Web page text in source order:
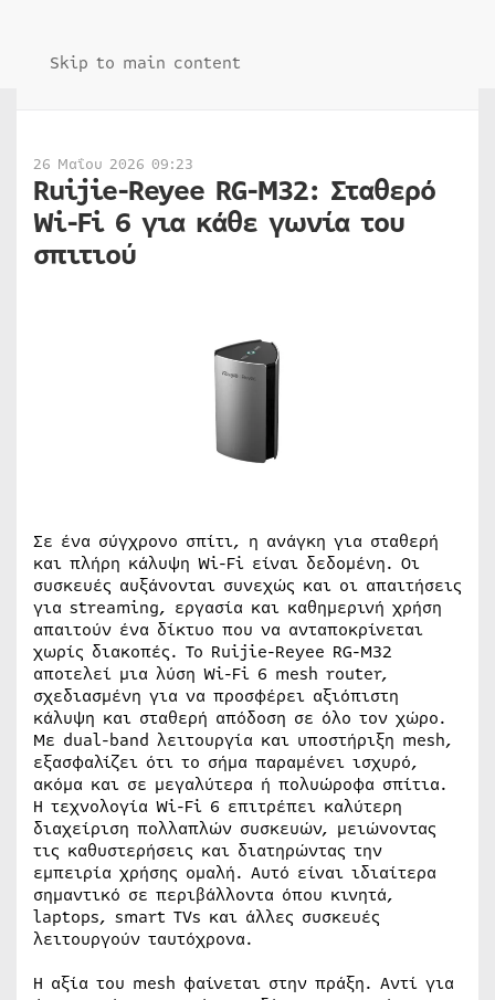
Skip to main content
26 Μαΐου 2026 09:23
Ruijie-Reyee RG-M32: Σταθερό
Wi-Fi 6 για κάθε γωνία του
σπιτιού
Σε ένα σύγχρονο σπίτι, η ανάγκη για σταθερή
και πλήρη κάλυψη Wi-Fi είναι δεδομένη. Οι
συσκευές αυξάνονται συνεχώς και οι απαιτήσεις
για streaming, εργασία και καθημερινή χρήση
απαιτούν ένα δίκτυο που να ανταποκρίνεται
χωρίς διακοπές. Το Ruijie-Reyee RG-M32
αποτελεί μια λύση Wi-Fi 6 mesh router,
σχεδιασμένη για να προσφέρει αξιόπιστη
κάλυψη και σταθερή απόδοση σε όλο τον χώρο.
Με dual-band λειτουργία και υποστήριξη mesh,
εξασφαλίζει ότι το σήμα παραμένει ισχυρό,
ακόμα και σε μεγαλύτερα ή πολυώροφα σπίτια.
Η τεχνολογία Wi-Fi 6 επιτρέπει καλύτερη
διαχείριση πολλαπλών συσκευών, μειώνοντας
τις καθυστερήσεις και διατηρώντας την
εμπειρία χρήσης ομαλή. Αυτό είναι ιδιαίτερα
σημαντικό σε περιβάλλοντα όπου κινητά,
laptops, smart TVs και άλλες συσκευές
λειτουργούν ταυτόχρονα.
Η αξία του mesh φαίνεται στην πράξη. Αντί για